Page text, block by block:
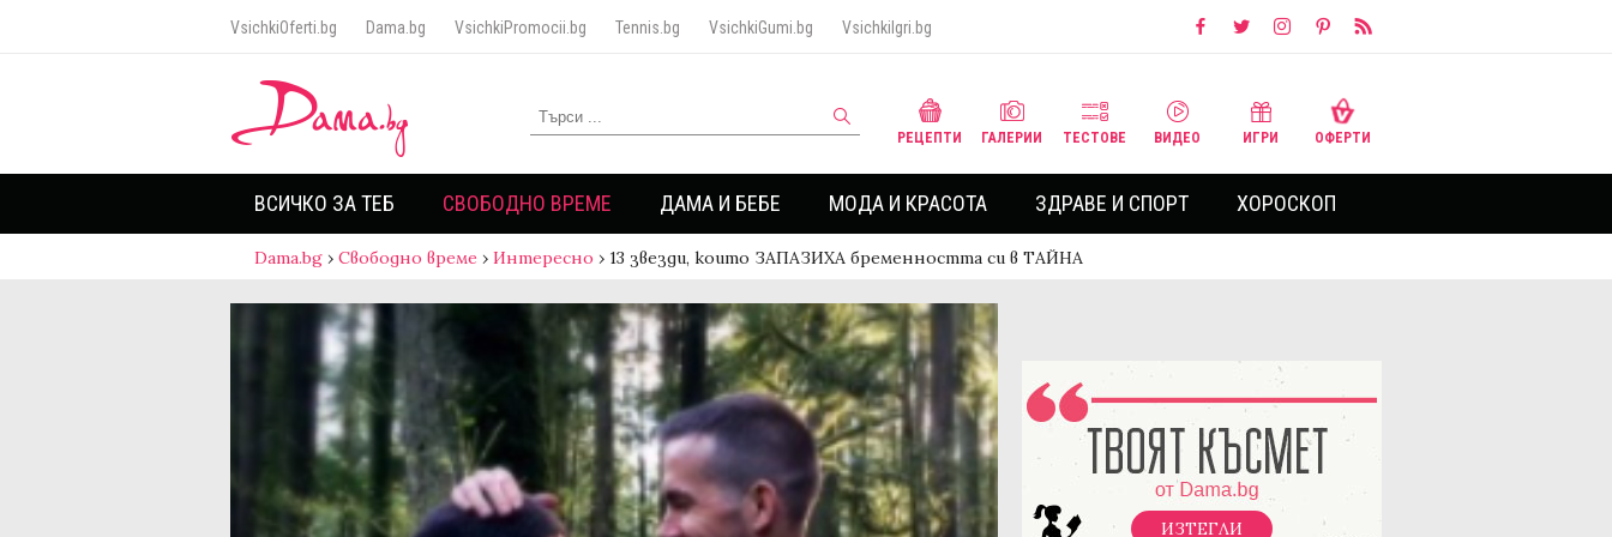
VsichkiOferti.bg Dama.bg VsichkiPromocii.bg Tennis.bg VsichkiGumi.bg VsichkiIgri.bg
РЕЦЕПТИ ГАЛЕРИИ ТЕСТОВЕ ВИДЕО ИГРИ ОФЕРТИ
ВСИЧКО ЗА ТЕБ СВОБОДНО ВРЕМЕ ДАМА И БЕБЕ МОДА И КРАСОТА ЗДРАВЕ И СПОРТ ХОРОСКОП
Dama.bg › Свободно време › Интересно › 13 звезди, които ЗАПАЗИХА бременността си в ТАЙНА
ИЗТЕГЛИ